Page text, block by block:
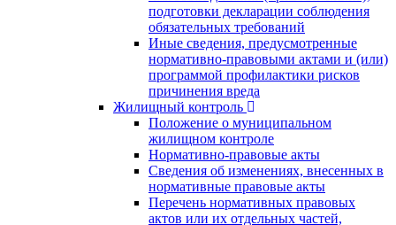
подготовки декларации соблюдения
обязательных требований
Иные сведения, предусмотренные
нормативно-правовыми актами и (или)
программой профилактики рисков
причинения вреда
Жилищный контроль
Положение о муниципальном
жилищном контроле
Нормативно-правовые акты
Сведения об изменениях, внесенных в
нормативные правовые акты
Перечень нормативных правовых
актов или их отдельных частей,